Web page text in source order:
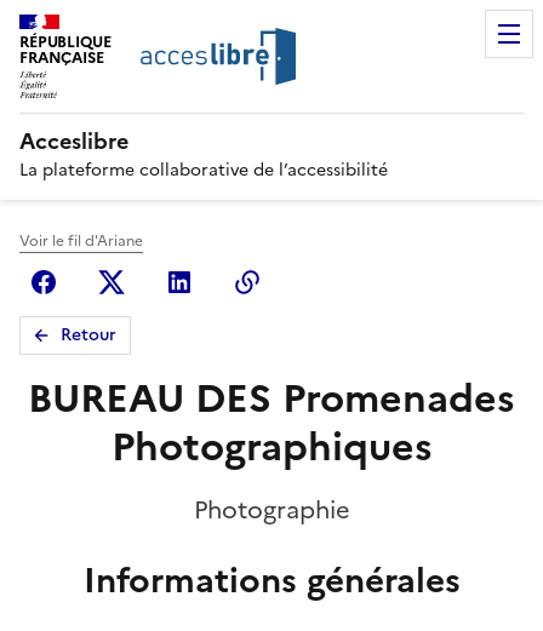
RÉPUBLIQUE
FRANÇAISE
Acceslibre
La plateforme collaborative de l’accessibilité
Voir le fil d'Ariane
FacebookX (anciennement Twitter)
Linkedin
Retour
BUREAU DES Promenades
Photographiques
Photographie
Informations générales